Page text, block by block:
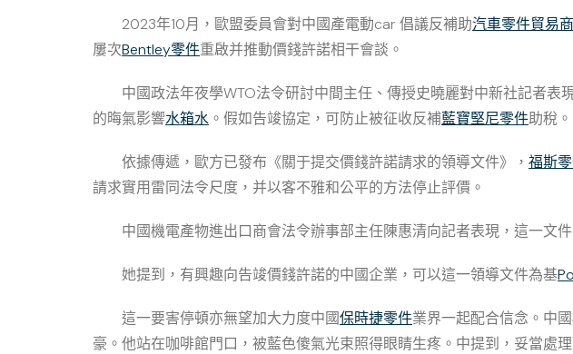
2023年10月，歐盟委員會對中國產電動car 倡議反補助汽車零件貿易商
屢次Bentley零件重啟并推動價錢許諾相干會談。
中國政法年夜學WTO法令研討中間主任、傳授史曉麗對中新社記者
的晦氣影響水箱水 。假如告竣協定，可防止被征收反補藍寶堅尼零件助稅。
依據傳遞，歐方已發布《關于提交價錢許諾請求的領導文件》， 福斯
請求實用雷同法令尺度，并以客不雅和公平的方法停止評價。
中國機電產物進出口商會法令辦事部主任陳惠清向記者表現，這一文
她提到，有興趣向告竣價錢許諾的中國企業，可以這一領導文件為基
這一要害停頓亦無望加大力度中國保時捷零件業界一起配合信念。中
豪。他站在咖啡館門口，被藍色傻氣光束照得眼睛生疼。中提到，妥當